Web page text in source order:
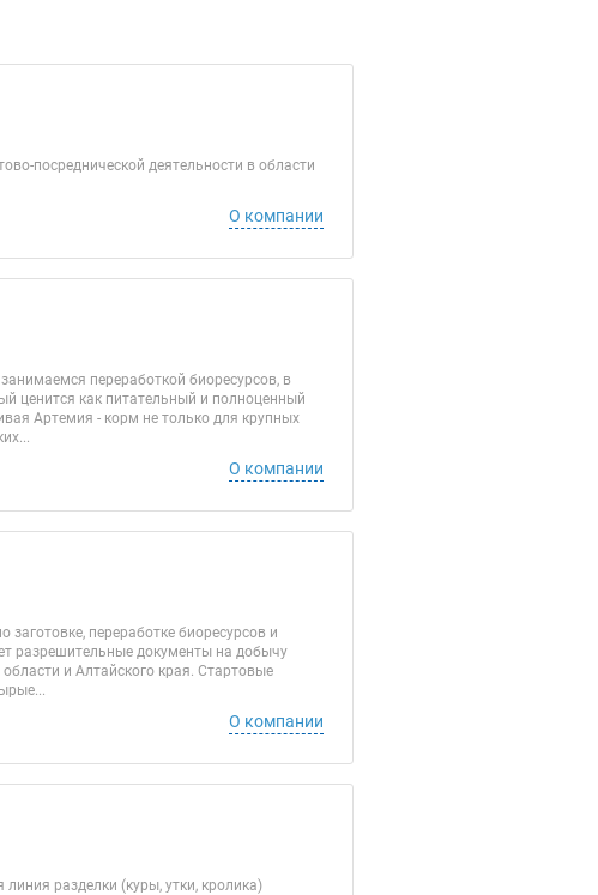
посреднической деятельности в области
О компании
переработкой биоресурсов, в
ценится как питательный и полноценный
Артемия - корм не только для крупных
О компании
переработке биоресурсов и
разрешительные документы на добычу
и Алтайского края. Стартовые
О компании
разделки (куры, утки, кролика)